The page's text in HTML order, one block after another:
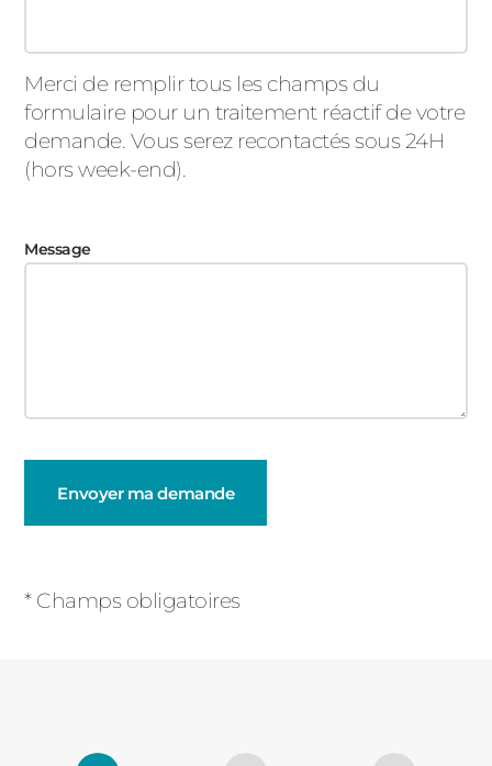
Merci de remplir tous les champs du
formulaire pour un traitement réactif de votre
demande. Vous serez recontactés sous 24H
(hors week-end).
Message
* Champs obligatoires